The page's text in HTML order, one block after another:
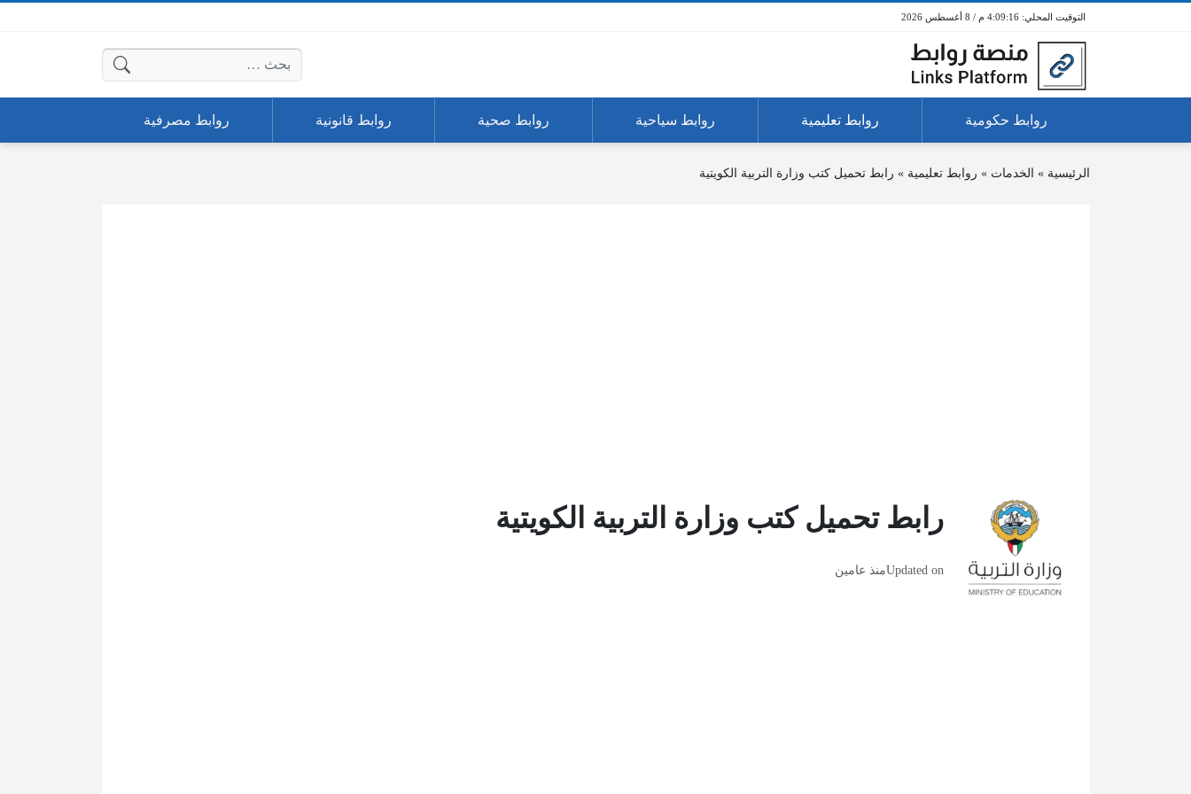
4:09:16 م / 8 أغسطس 2026
البحث عن:
روابط حكومية روابط تعليمية روابط سياحية روابط صحية روابط قانونية روابط مصرفية
الرئيسية » الخدمات » روابط تعليمية » رابط تحميل كتب وزارة التربية الكويتية
رابط تحميل كتب وزارة التربية الكويتية
Updated onمنذ عامين